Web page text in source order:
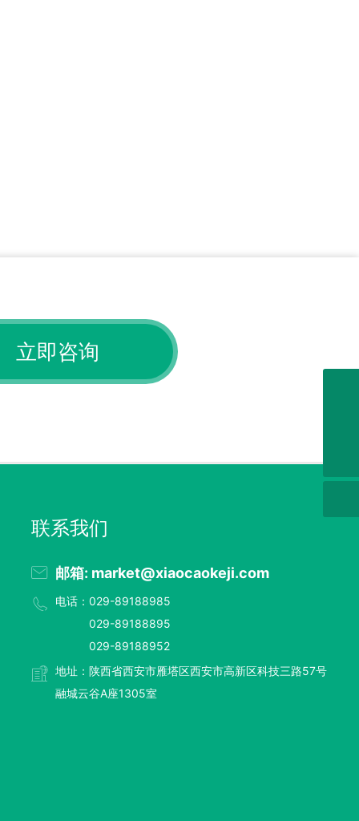
立即咨询
联系我们
邮箱: market@xiaocaokeji.com
电话：029-89188985
029-89188895
029-89188952
地址：陕西省西安市雁塔区西安市高新区科技三路57号
融城云谷A座1305室